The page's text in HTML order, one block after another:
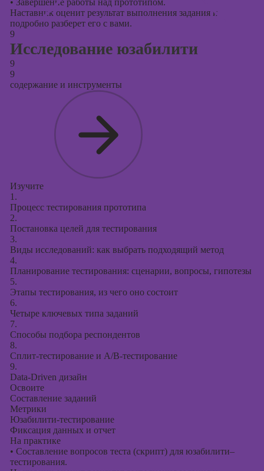
• Завершение работы над прототипом.
Наставник оценит результат выполнения задания и
подробно разберет его с вами.
9
Исследование юзабилити
9
9
содержание и инструменты
Изучите
1.
Процесс тестирования прототипа
2.
Постановка целей для тестирования
3.
Виды исследований: как выбрать подходящий метод
4.
Планирование тестирования: сценарии, вопросы, гипотезы
5.
Этапы тестирования, из чего оно состоит
6.
Четыре ключевых типа заданий
7.
Способы подбора респондентов
8.
Сплит-тестирование и A/B-тестирование
9.
Data-Driven дизайн
Освоите
Составление заданий
Метрики
Юзабилити-тестирование
Фиксация данных и отчет
На практике
• Составление вопросов теста (скрипт) для юзабилити–
тестирования.